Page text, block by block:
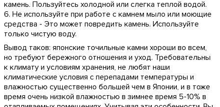
камень. Пользуйтесь холодной или слегка теплой водой.
6. Не используйте при работе с камнем мыло или моющие
средства - Это может повредить камень. Используйте
только чистую воду.
Вывод таков: японские точильные камни хороши во всем,
но требуют бережного отношения и уход. Требовательны
к климату и условиям хранения, не любят наши
климатические условия с перепадами температуры и
влажностью существенно большей чем в Японии, и в тоже
время очень низкой влажностью в зимнее время 5-10% в